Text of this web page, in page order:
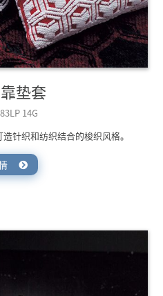
垫套
14G
针织和纺织结合的梭织风格。